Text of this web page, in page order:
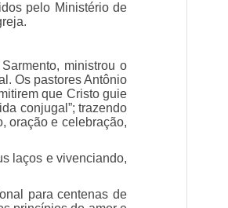
pelo Ministério de
ministrou o
Os pastores Antônio
que Cristo guie
conjugal”; trazendo
oração e celebração,
laços e vivenciando,
para centenas de